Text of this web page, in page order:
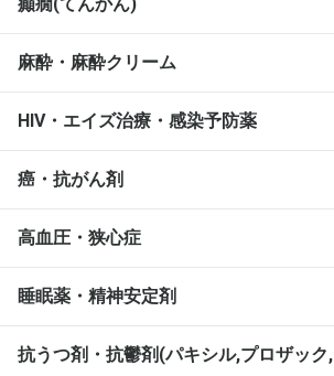
麻酔・麻酔クリーム
HIV・エイズ治療・感染予防薬
癌・抗がん剤
高血圧・狭心症
睡眠薬・精神安定剤
抗うつ剤・抗鬱剤(パキシル,プロザッ